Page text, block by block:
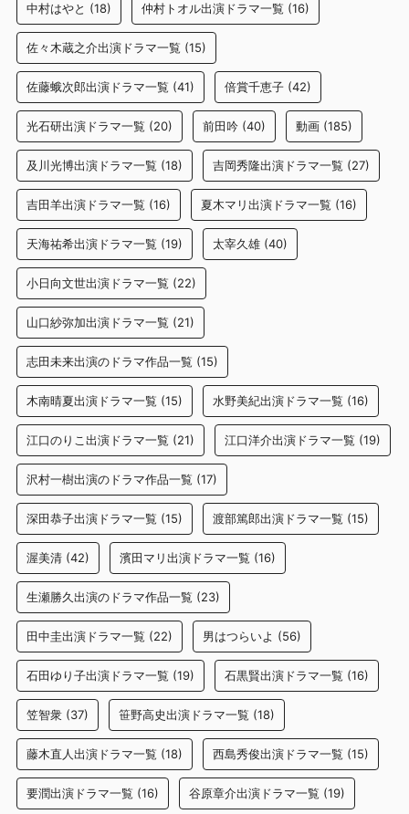
中村はやと (18) 仲村トオル出演ドラマ一覧 (16)
佐々木蔵之介出演ドラマ一覧 (15)
佐藤蛾次郎出演ドラマ一覧 (41) 倍賞千恵子 (42)
光石研出演ドラマ一覧 (20) 前田吟 (40) 動画 (185)
及川光博出演ドラマ一覧 (18) 吉岡秀隆出演ドラマ一覧 (27)
吉田羊出演ドラマ一覧 (16) 夏木マリ出演ドラマ一覧 (16)
天海祐希出演ドラマ一覧 (19) 太宰久雄 (40)
小日向文世出演ドラマ一覧 (22)
山口紗弥加出演ドラマ一覧 (21)
志田未来出演のドラマ作品一覧 (15)
木南晴夏出演ドラマ一覧 (15) 水野美紀出演ドラマ一覧 (16)
江口のりこ出演ドラマ一覧 (21) 江口洋介出演ドラマ一覧 (19)
沢村一樹出演のドラマ作品一覧 (17)
深田恭子出演ドラマ一覧 (15) 渡部篤郎出演ドラマ一覧 (15)
渥美清 (42) 濱田マリ出演ドラマ一覧 (16)
生瀬勝久出演のドラマ作品一覧 (23)
田中圭出演ドラマ一覧 (22) 男はつらいよ (56)
石田ゆり子出演ドラマ一覧 (19) 石黒賢出演ドラマ一覧 (16)
笠智衆 (37) 笹野高史出演ドラマ一覧 (18)
藤木直人出演ドラマ一覧 (18) 西島秀俊出演ドラマ一覧 (15)
要潤出演ドラマ一覧 (16) 谷原章介出演ドラマ一覧 (19)